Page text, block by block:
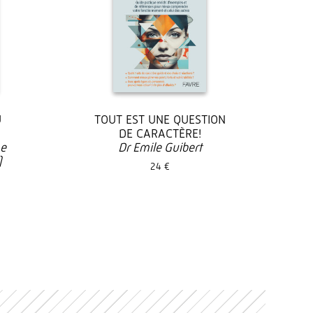
TOUT EST UNE QUESTION
DE CARACTÈRE!
Dr Emile Guibert
24 €